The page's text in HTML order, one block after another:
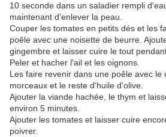
10 seconde dans un saladier rempli
maintenant d'enlever la peau.
Couper les tomates en petits dés et les
poêle avec une noisette de beurre.
gingembre et laisser cuire le tout
Peler et hacher l'ail et les oignons.
Les faire revenir dans une poêle avec le
morceaux et le reste d'huile d'olive.
Ajouter la viande hachée, le thym et
environ 5 minutes.
Ajouter les tomates et laisser cuire
poivrer.